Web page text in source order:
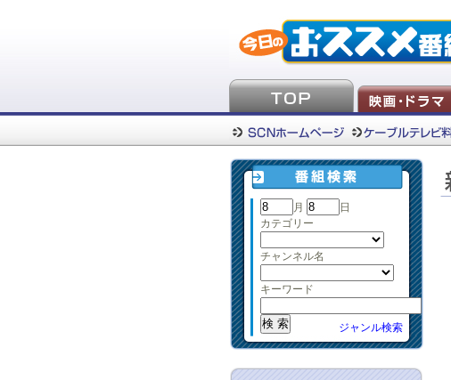
月
日
カテゴリー
チャンネル名
キーワード
ジャンル検索